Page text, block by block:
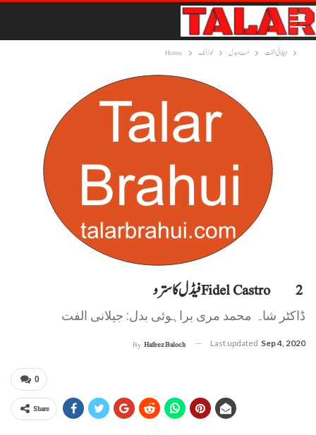
Home لوزانک مَٹ و بدل جیلانی الفت
فیڈل کاسترو Fidel Castro 2
ڈاکٹر شاہ محمد مری براہوئی بدل: جیلانی الفت
By Hafeez Baloch Last updated Sep 4, 2020
0
Share